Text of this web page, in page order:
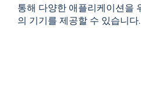
통해 다양한 애플리케이션을
의 기기를 제공할 수 있습니다.